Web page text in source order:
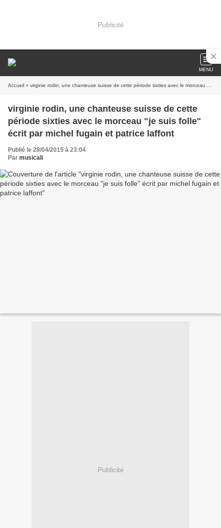
Publicité
MENU
Accueil » virginie rodin, une chanteuse suisse de cette période sixties avec le morceau "je suis folle" écrit par michel fugain et patrice laffont
virginie rodin, une chanteuse suisse de cette
période sixties avec le morceau "je suis folle"
écrit par michel fugain et patrice laffont
Publié le 28/04/2015 à 23:04
Par musicali
Publicité